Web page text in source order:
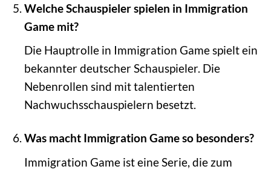
Welche Schauspieler spielen in Immigration
Game mit?
Die Hauptrolle in Immigration Game spielt ein
bekannter deutscher Schauspieler. Die
Nebenrollen sind mit talentierten
Nachwuchsschauspielern besetzt.
Was macht Immigration Game so besonders?
Immigration Game ist eine Serie, die zum